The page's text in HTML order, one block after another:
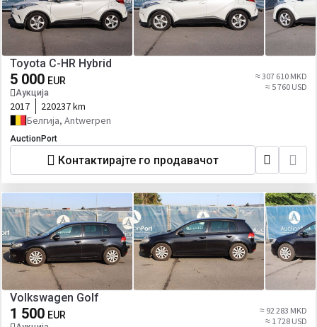
Toyota C-HR Hybrid
5 000 EUR
Аукција
≈ 307 610 MKD
≈ 5 760 USD
2017
220237 km
Белгија, Antwerpen
AuctionPort
Контактирајте го продавачот
Volkswagen Golf
1 500 EUR
≈ 92 283 MKD
≈ 1 728 USD